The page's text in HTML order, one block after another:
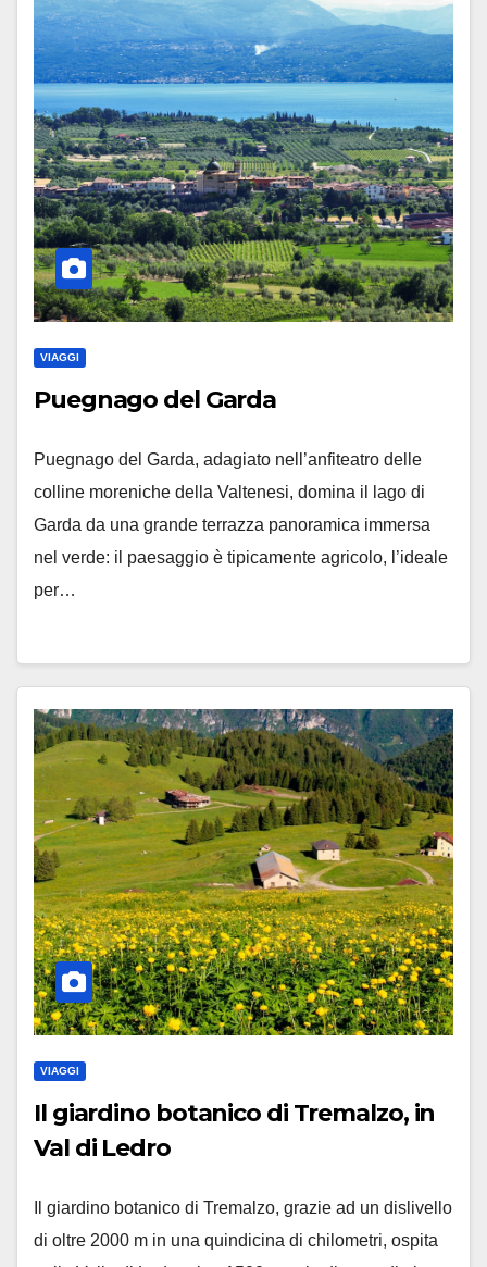
VIAGGI
Puegnago del Garda
Puegnago del Garda, adagiato nell’anfiteatro delle
colline moreniche della Valtenesi, domina il lago di
Garda da una grande terrazza panoramica immersa
nel verde: il paesaggio è tipicamente agricolo, l’ideale
per…
VIAGGI
Il giardino botanico di Tremalzo, in
Val di Ledro
Il giardino botanico di Tremalzo, grazie ad un dislivello
di oltre 2000 m in una quindicina di chilometri, ospita